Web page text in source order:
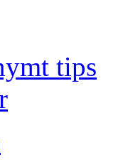
tips